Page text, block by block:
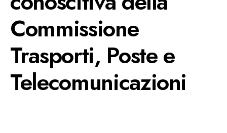
Commissione
Trasporti, Poste e
Telecomunicazioni